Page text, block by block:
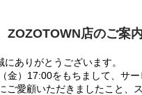
ZOZOTOWN店のご案内
ありがとうございます。
金）17:00をもちまして、サ
愛顧いただきましたこと、